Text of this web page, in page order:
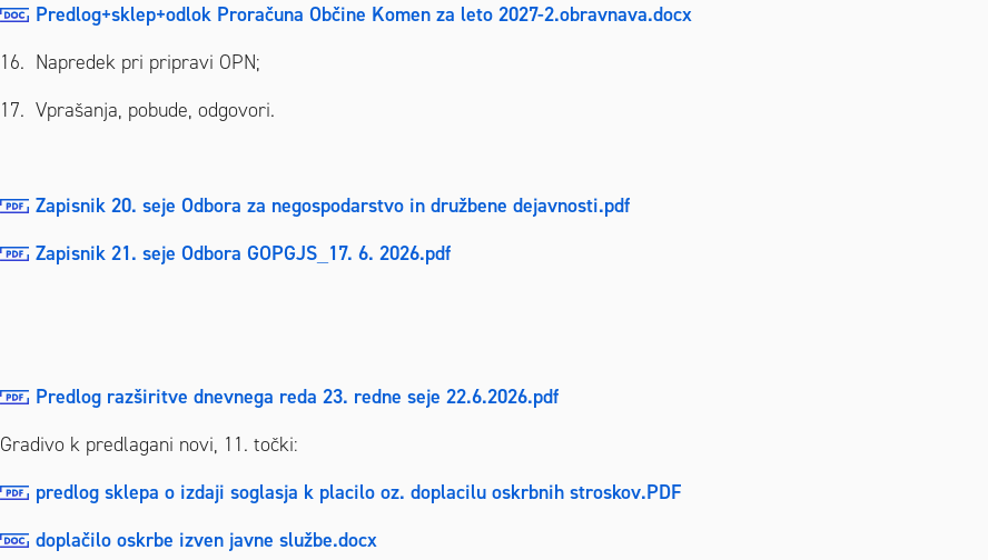
Predlog+sklep+odlok Proračuna Občine Komen za leto 2027-2.obravnava.docx
16. Napredek pri pripravi OPN;
17. Vprašanja, pobude, odgovori.
Zapisnik 20. seje Odbora za negospodarstvo in družbene dejavnosti.pdf
Zapisnik 21. seje Odbora GOPGJS_17. 6. 2026.pdf
Predlog razširitve dnevnega reda 23. redne seje 22.6.2026.pdf
Gradivo k predlagani novi, 11. točki:
predlog sklepa o izdaji soglasja k placilo oz. doplacilu oskrbnih stroskov.PDF
doplačilo oskrbe izven javne službe.docx